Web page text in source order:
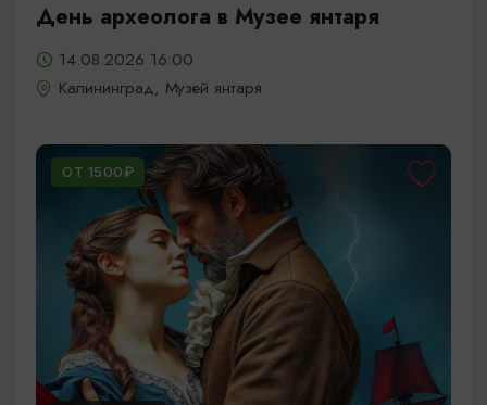
День археолога в Музее янтаря
14.08.2026 16:00
Калининград, Музей янтаря
ОТ 1500₽